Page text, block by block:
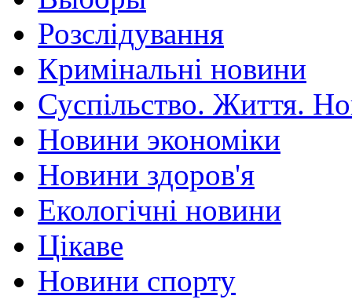
Розслідування
Кримінальні новини
Суспільство. Життя.
Новини экономіки
Новини здоров'я
Екологічні новини
Цікаве
Новини спорту